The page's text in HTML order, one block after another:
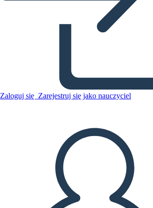
Zaloguj się Zarejestruj się jako nauczyciel
Skopiuj tę scenorys
ODTWARZANIE POKAZU SLAJDÓW
PRZECZYTAJ MI